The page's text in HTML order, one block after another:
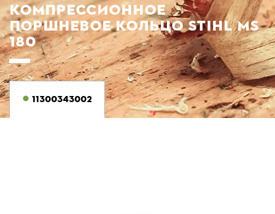
КОМПРЕССИОННОЕ
ПОРШНЕВОЕ КОЛЬЦО STIHL MS
180
11300343002